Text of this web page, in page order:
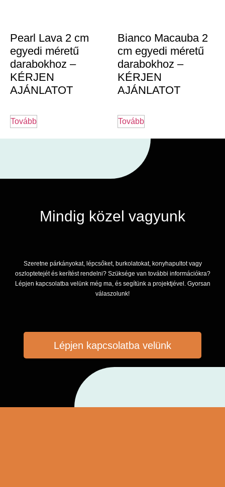
Pearl Lava 2 cm
egyedi méretű
darabokhoz –
KÉRJEN
AJÁNLATOT
Tovább
Bianco Macauba 2
cm egyedi méretű
darabokhoz –
KÉRJEN
AJÁNLATOT
Tovább
Mindig közel vagyunk
Szeretne párkányokat, lépcsőket, burkolatokat, konyhapultot vagy
oszloptetejét és kerítést rendelni? Szüksége van további információkra?
Lépjen kapcsolatba velünk még ma, és segítünk a projektjével. Gyorsan
válaszolunk!
Lépjen kapcsolatba velünk